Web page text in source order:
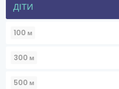
ДІТИ
100 м
300 м
500 м